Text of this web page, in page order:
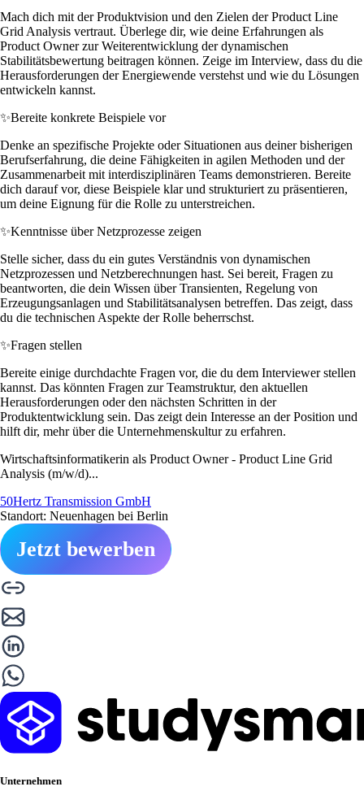
Mach dich mit der Produktvision und den Zielen der Product Line
Grid Analysis vertraut. Überlege dir, wie deine Erfahrungen als
Product Owner zur Weiterentwicklung der dynamischen
Stabilitätsbewertung beitragen können. Zeige im Interview, dass du die
Herausforderungen der Energiewende verstehst und wie du Lösungen
entwickeln kannst.
✨Bereite konkrete Beispiele vor
Denke an spezifische Projekte oder Situationen aus deiner bisherigen
Berufserfahrung, die deine Fähigkeiten in agilen Methoden und der
Zusammenarbeit mit interdisziplinären Teams demonstrieren. Bereite
dich darauf vor, diese Beispiele klar und strukturiert zu präsentieren,
um deine Eignung für die Rolle zu unterstreichen.
✨Kenntnisse über Netzprozesse zeigen
Stelle sicher, dass du ein gutes Verständnis von dynamischen
Netzprozessen und Netzberechnungen hast. Sei bereit, Fragen zu
beantworten, die dein Wissen über Transienten, Regelung von
Erzeugungsanlagen und Stabilitätsanalysen betreffen. Das zeigt, dass
du die technischen Aspekte der Rolle beherrschst.
✨Fragen stellen
Bereite einige durchdachte Fragen vor, die du dem Interviewer stellen
kannst. Das könnten Fragen zur Teamstruktur, den aktuellen
Herausforderungen oder den nächsten Schritten in der
Produktentwicklung sein. Das zeigt dein Interesse an der Position und
hilft dir, mehr über die Unternehmenskultur zu erfahren.
Wirtschaftsinformatikerin als Product Owner - Product Line Grid
Analysis (m/w/d)...
50Hertz Transmission GmbH
Standort: Neuenhagen bei Berlin
Jetzt bewerben
Unternehmen